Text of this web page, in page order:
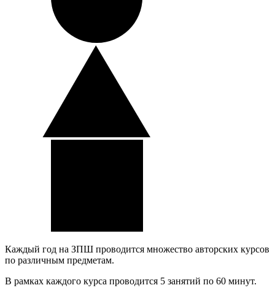
Каждый год на ЗПШ проводится множество авторских курсов
по различным предметам.
В рамках каждого курса проводится 5 занятий по 60 минут.